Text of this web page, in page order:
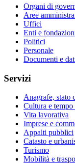
Organi di
Aree
Uffici
Enti e
Politici
Personale
Documenti e
Servizi
Anagrafe, stato
Cultura e
Vita lavorativa
Imprese e
Appalti pubblici
Catasto e
Turismo
Mobilità e